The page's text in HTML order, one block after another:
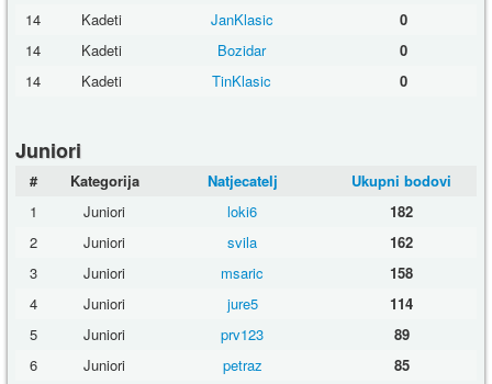
14
Kadeti JanKlasic
0
14
Kadeti Bozidar
0
14
Kadeti TinKlasic 0
Juniori
# Kategorija Natjecatelj
Ukupni bodovi
1
Juniori loki6
182
2
Juniori svila
162
3
Juniori msaric
158
4
Juniori jure5
114
5
Juniori prv123
89
6
Juniori petraz
85